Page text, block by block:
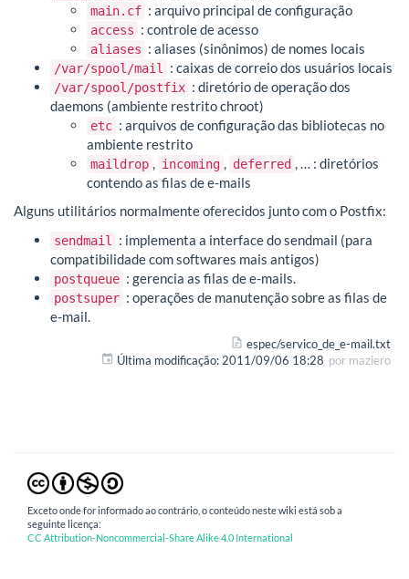
main.cf : arquivo principal de configuração
access : controle de acesso
aliases : aliases (sinônimos) de nomes locais
/var/spool/mail : caixas de correio dos usuários locais
/var/spool/postfix : diretório de operação dos
daemons (ambiente restrito chroot)
etc : arquivos de configuração das bibliotecas no
ambiente restrito
maildrop , incoming , deferred , … : diretórios
contendo as filas de e-mails
Alguns utilitários normalmente oferecidos junto com o Postfix:
sendmail
: implementa a interface do sendmail (para
compatibilidade com softwares mais antigos)
postqueue : gerencia as filas de e-mails.
postsuper : operações de manutenção sobre as filas de
e-mail.
espec/servico_de_e-mail.txt
Última modificação:2011/09/06 18:28 por maziero
Exceto onde for informado ao contrário, o conteúdo neste wiki está sob a
seguinte licença:
CC Attribution-Noncommercial-Share Alike 4.0 International